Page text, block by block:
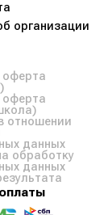
организации
оферта
оферта
отношении
данных
обработку
данных